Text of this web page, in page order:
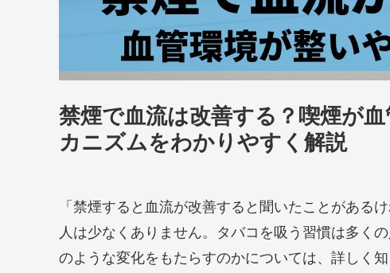
禁煙で血流は改善する？喫煙が
カニズムをわかりやすく解説
「禁煙すると血流が改善すると聞いたことがある
人は少なくありません。タバコを吸う習慣は多く
のような変化をもたらすのかについては、詳しく